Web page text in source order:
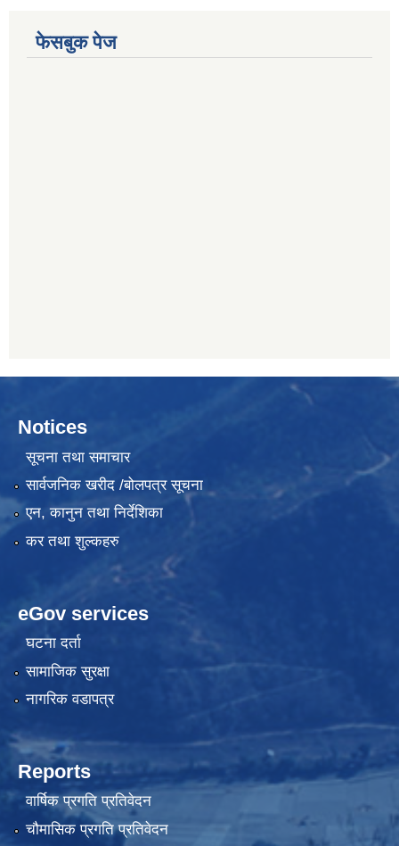
फेसबुक पेज
Notices
सूचना तथा समाचार
सार्वजनिक खरीद /बोलपत्र सूचना
एन, कानुन तथा निर्देशिका
कर तथा शुल्कहरु
eGov services
घटना दर्ता
सामाजिक सुरक्षा
नागरिक वडापत्र
Reports
वार्षिक प्रगति प्रतिवेदन
चौमासिक प्रगति प्रतिवेदन